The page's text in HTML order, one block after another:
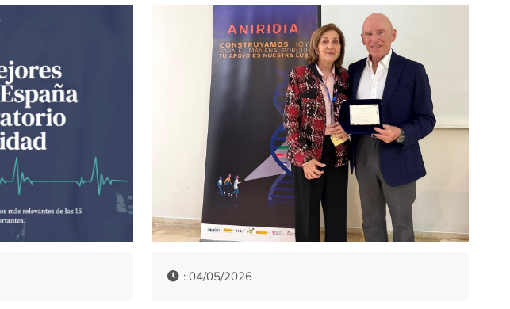
: 04/05/2026